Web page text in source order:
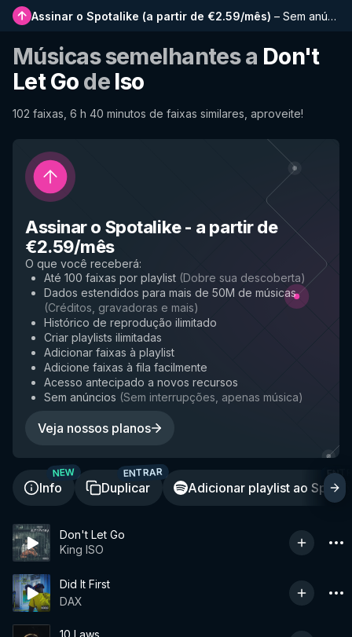
Assinar o Spotalike (a partir de €2.59/mês) – Sem anúncios, playlists mais longas, histórico completo e acesso antecipado a novos recursos
Músicas semelhantes a Don't
Let Go de Iso
102 faixas, 6 h 40 minutos de faixas similares, aproveite!
Assinar o Spotalike- a partir de
€2.59/mês
O que você receberá:
Até 100 faixas por playlist (Dobre sua descoberta)
Dados estendidos para mais de 50M de músicas
(Créditos, gravadoras e mais)
Histórico de reprodução ilimitado
Criar playlists ilimitadas
Adicionar faixas à playlist
Adicione faixas à fila facilmente
Acesso antecipado a novos recursos
Sem anúncios (Sem interrupções, apenas música)
Veja nossos planos
Info
NEW
Duplicar
ENTRAR
Adicionar playlist ao
Don't Let Go
King ISO
Did It First
DAX
10 Laws